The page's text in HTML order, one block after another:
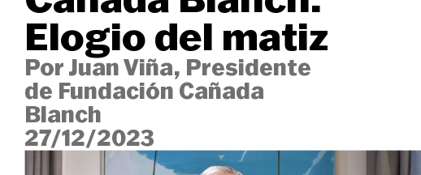
Elogio del matiz
Por Juan Viña, Presidente
de Fundación Cañada
Blanch
27/12/2023